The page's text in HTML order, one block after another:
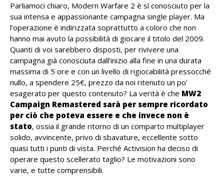
Parliamoci chiaro, Modern Warfare 2 è sì conosciuto per la
sua intensa e appassionante campagna single player. Ma
l’operazione è indirizzata soprattutto a coloro che non
hanno mai avuto la possibilità di giocare il titolo del 2009.
Quanti di voi sarebbero disposti, per rivivere una
campagna già conosciuta dall’inizio alla fine in una durata
massima di 5 ore e con un livello di rigiocabilità pressocché
nullo, a spendere 25€, prezzo da noi ritenuto un po’
esagerato per questo contenuto? La verità è che MW2
Campaign Remastered sarà per sempre ricordato
per ciò che poteva essere e che invece non è
stato, ossia il grande ritorno di un comparto multiplayer
solido, avvincente, privo di sbavature, eccellente sotto
quasi tutti i punti di vista. Perché Activision ha deciso di
operare questo scellerato taglio? Le motivazioni sono
varie, e tutte comprensibili.